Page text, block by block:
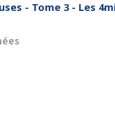
- Tome 3 - Les